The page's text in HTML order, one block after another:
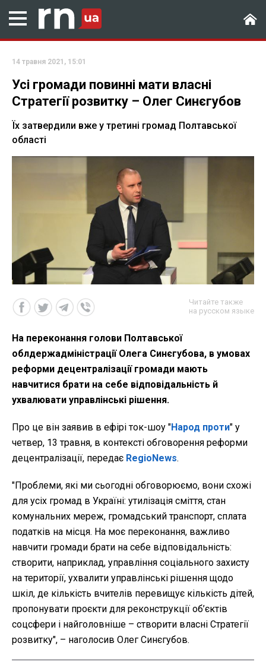
14 травня 2021, 15:01
Усі громади повинні мати власні
Стратегії розвитку – Олег Синєгубов
Їх затвердили вже у третині громад Полтавської
області
Читайте также
на русском языке
На переконання голови Полтавської
облдержадміністрації Олега Синєгубова, в умовах
реформи децентралізації громади мають
навчитися брати на себе відповідальність й
ухвалювати управлінські рішення.
Про це він заявив в ефірі ток-шоу "Народ проти" у
четвер, 13 травня, в контексті обговорення реформи
децентралізації, передає RegioNews.
"Проблеми, які ми сьогодні обговорюємо, вони схожі
для усіх громад в Україні: утилізація сміття, стан
комунальних мереж, громадський транспорт, сплата
податків на місця. На моє переконання, важливо
навчити громади брати на себе відповідальність:
створити, наприклад, управління соціального захисту
на території, ухвалити управлінські рішення щодо
шкіл, де кількість вчителів перевищує кількість дітей,
пропонувати проєкти для реконструкції об’єктів
соцсфери і найголовніше – створити власні Стратегії
розвитку", – наголосив Олег Синєгубов.